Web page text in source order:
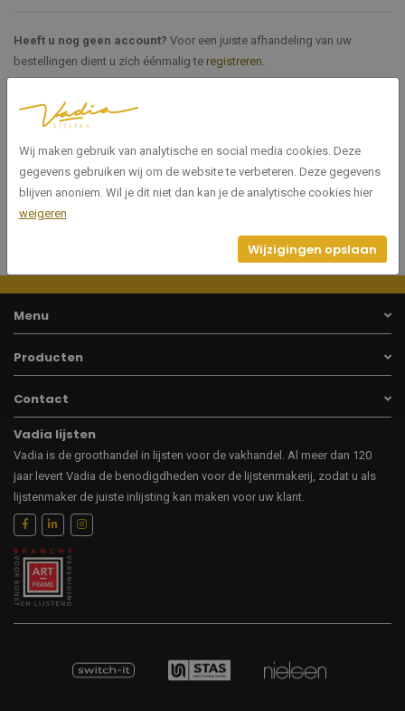
Heeft u nog geen account? Voor een juiste afhandeling van uw
bestellingen dient u zich éénmalig te registreren.
Specificaties
Artikelnummer 144531
Menu
Producten
Contact
Vadia lijsten
Vadia is de groothandel in lijsten voor de vakhandel. Al meer dan 120
jaar levert Vadia de benodigdheden voor de lijstenmakerij, zodat u als
lijstenmaker de juiste inlijsting kan maken voor uw klant.
Wij maken gebruik van analytische en social media cookies. Deze
gegevens gebruiken wij om de website te verbeteren. Deze gegevens
blijven anoniem. Wil je dit niet dan kan je de analytische cookies hier
weigeren
Wijzigingen opslaan